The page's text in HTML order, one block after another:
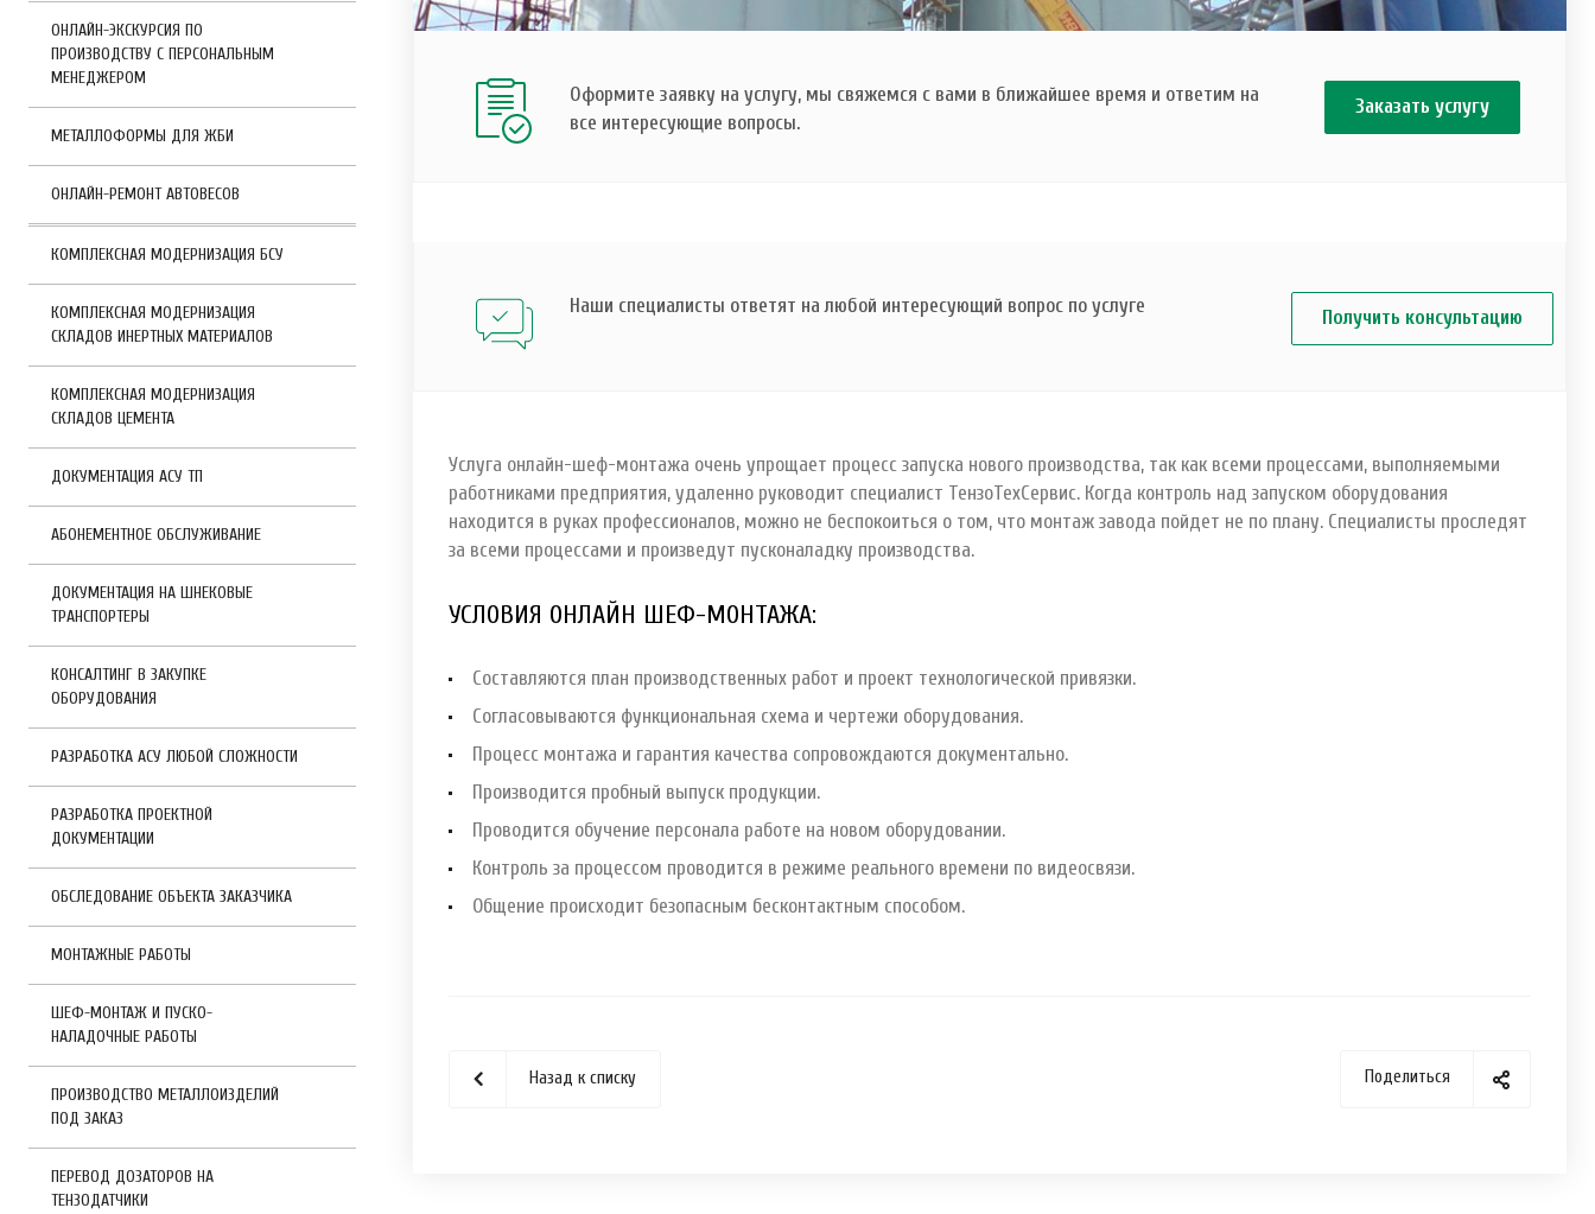
Оформите заявку на услугу, мы свяжемся с вами в ближайшее время и ответим на
все интересующие вопросы.
Заказать услугу
Наши специалисты ответят на любой интересующий вопрос по услуге
Получить консультацию
Услуга онлайн-шеф-монтажа очень упрощает процесс запуска нового производства, так как всеми процессами, выполняемыми
работниками предприятия, удаленно руководит специалист ТензоТехСервис. Когда контроль над запуском оборудования
находится в руках профессионалов, можно не беспокоиться о том, что монтаж завода пойдет не по плану. Специалисты проследят
за всеми процессами и произведут пусконаладку производства.
УСЛОВИЯ ОНЛАЙН ШЕФ-МОНТАЖА:
Составляются план производственных работ и проект технологической привязки.
Согласовываются функциональная схема и чертежи оборудования.
Процесс монтажа и гарантия качества сопровождаются документально.
Производится пробный выпуск продукции.
Проводится обучение персонала работе на новом оборудовании.
Контроль за процессом проводится в режиме реального времени по видеосвязи.
Общение происходит безопасным бесконтактным способом.
Поделиться
Назад к списку
ОНЛАЙН-ЭКСКУРСИЯ ПО
ПРОИЗВОДСТВУ С ПЕРСОНАЛЬНЫМ
МЕНЕДЖЕРОМ
МЕТАЛЛОФОРМЫ ДЛЯ ЖБИ
ОНЛАЙН-РЕМОНТ АВТОВЕСОВ
КОМПЛЕКСНАЯ МОДЕРНИЗАЦИЯ БСУ
КОМПЛЕКСНАЯ МОДЕРНИЗАЦИЯ
СКЛАДОВ ИНЕРТНЫХ МАТЕРИАЛОВ
КОМПЛЕКСНАЯ МОДЕРНИЗАЦИЯ
СКЛАДОВ ЦЕМЕНТА
ДОКУМЕНТАЦИЯ АСУ ТП
АБОНЕМЕНТНОЕ ОБСЛУЖИВАНИЕ
ДОКУМЕНТАЦИЯ НА ШНЕКОВЫЕ
ТРАНСПОРТЕРЫ
КОНСАЛТИНГ В ЗАКУПКЕ
ОБОРУДОВАНИЯ
РАЗРАБОТКА АСУ ЛЮБОЙ СЛОЖНОСТИ
РАЗРАБОТКА ПРОЕКТНОЙ
ДОКУМЕНТАЦИИ
ОБСЛЕДОВАНИЕ ОБЪЕКТА ЗАКАЗЧИКА
МОНТАЖНЫЕ РАБОТЫ
ШЕФ-МОНТАЖ И ПУСКО-
НАЛАДОЧНЫЕ РАБОТЫ
ПРОИЗВОДСТВО МЕТАЛЛОИЗДЕЛИЙ
ПОД ЗАКАЗ
ПЕРЕВОД ДОЗАТОРОВ НА
ТЕНЗОДАТЧИКИ